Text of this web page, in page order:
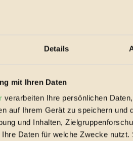
Details
mit Ihren Daten
verarbeiten Ihre persönlichen
auf Ihrem Gerät zu speichern
und Inhalten,
Daten für welche Zwecke
illustrierten Buch, dass der Tod
dass selbst Hasen und Mäuse
zu fangen, doch selbst dieses
der Fuchs seine Äpfel ungestört
Tod kleben, aber er bleibt